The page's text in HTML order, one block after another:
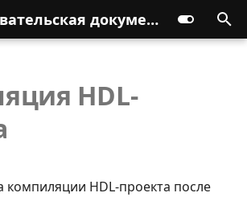
Пользовательская документация
HDL-
компиляции HDL-проекта после